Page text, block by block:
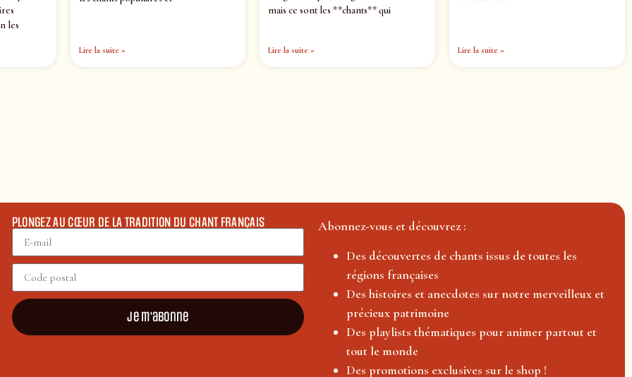
les
Lire la suite »
mais ce sont les **chants** qui
Lire la suite » Lire la suite »
PLONGEZ AU CŒUR DE LA TRADITION DU CHANT FRANÇAIS
Je m'abonne
Abonnez-vous et découvrez :
Des découvertes de chants issus de toutes les
régions françaises
Des histoires et anecdotes sur notre merveilleux et
précieux patrimoine
Des playlists thématiques pour animer partout et
tout le monde
Des promotions exclusives sur le shop !